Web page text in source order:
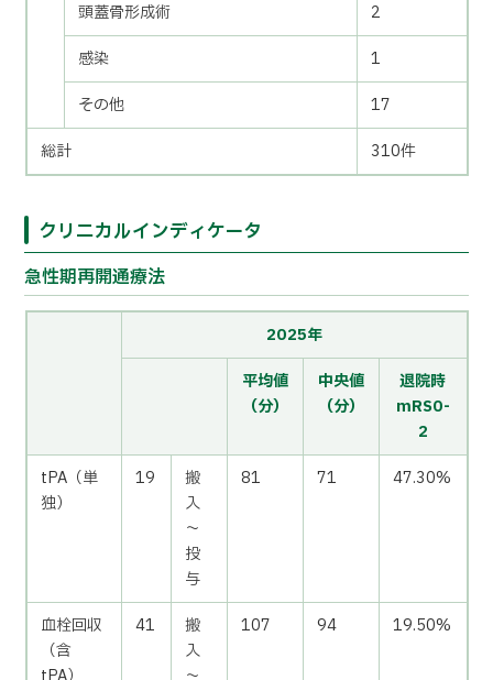
頭蓋骨形成術
2
感染
1
その他
17
総計
310件
クリニカルインディケータ
急性期再開通療法
2025年
平均値
（分）
中央値
（分）
退院時
mRS0-
2
tPA（単
独）
19
搬
入
～
投
与
81 71 47.30%
血栓回収
（含
41
搬
入
107 94 19.50%